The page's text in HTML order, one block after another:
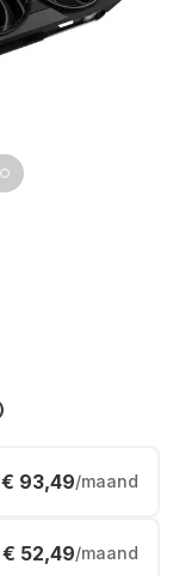
€ 93,49/maand
€ 52,49/maand